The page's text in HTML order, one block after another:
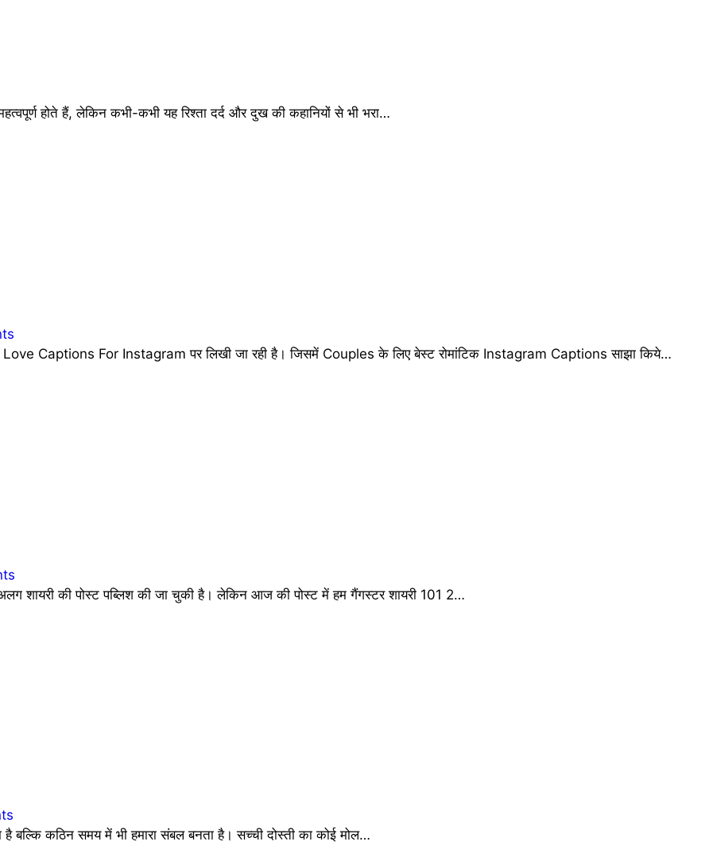
होते हैं, लेकिन कभी-कभी यह रिश्ता दर्द और दुख की कहानियों से भी भरा…
Captions For Instagram पर लिखी जा रही है। जिसमें Couples के लिए बेस्ट रोमांटिक Instagram Captions साझा किये…
शायरी की पोस्ट पब्लिश की जा चुकी है। लेकिन आज की पोस्ट में हम गैंगस्टर शायरी 101 2…
है बल्कि कठिन समय में भी हमारा संबल बनता है। सच्ची दोस्ती का कोई मोल…